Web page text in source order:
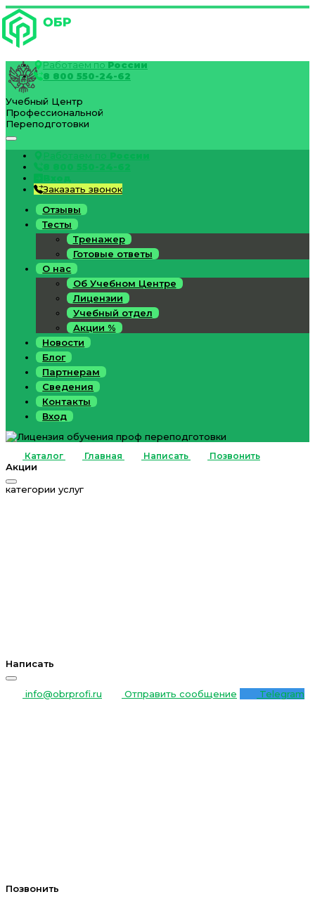
Работаем поРоссии
8 800 550-24-62
Учебный Центр
Профессиональной
Переподготовки
Работаем по России
8 800 550-24-62
Вход
Заказать звонок
Отзывы
Тесты
Тренажер
Готовые ответы
О нас
Об Учебном Центре
Лицензии
Учебный отдел
Акции %
Новости
Блог
Партнерам
Сведения
Контакты
Вход
Каталог Главная Написать Позвонить
Акции
категории услуг
Написать
info@obrprofi.ru Отправить сообщение Telegram
Позвонить